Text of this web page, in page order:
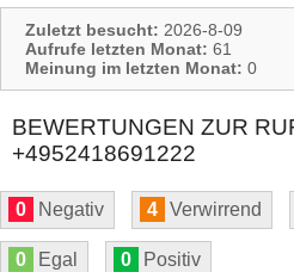
Zuletzt besucht: 2026-8-09
Aufrufe letzten Monat: 61
Meinung im letzten Monat: 0
BEWERTUNGEN ZUR
+4952418691222
0 Negativ 4 Verwirrend
0 Egal 0 Positiv